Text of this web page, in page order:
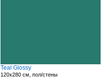
Teal Glossy
120x280 см, пол/стены